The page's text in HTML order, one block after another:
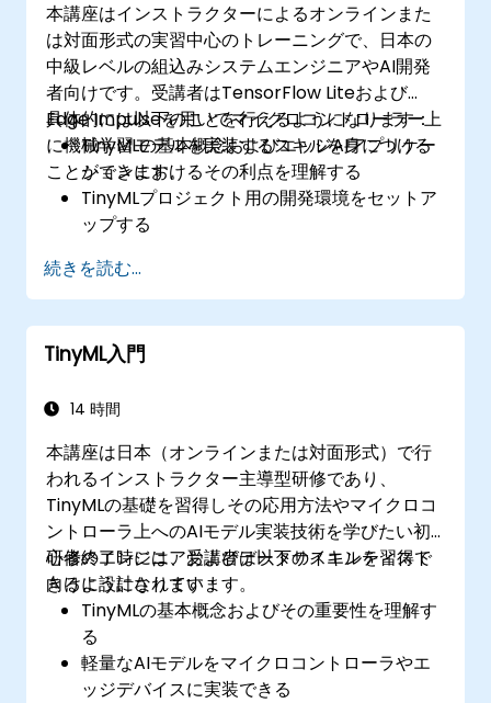
本講座はインストラクターによるオンラインまた
は対面形式の実習中心のトレーニングで、日本の
中級レベルの組込みシステムエンジニアやAI開発
者向けです。受講者はTensorFlow Liteおよび
Edge Impulseを用いてマイクロコントローラー上
に機械学習モデルを実装するスキルを身につける
ことができます。
具体的には以下のことを行えるようになります：
TinyMLの基本概念およびエッジAIアプリケー
ションにおけるその利点を理解する
TinyMLプロジェクト用の開発環境をセットア
ップする
AIモデルを学習・最適化・実装する
TensorFlow LiteおよびEdge Impulseを用い
て現実世界のTinyMLアプリケーションを開発
する
最適化する
続きを読む...
TinyML入門
14 時間
本講座は日本（オンラインまたは対面形式）で行
われるインストラクター主導型研修であり、
TinyMLの基礎を習得しその応用方法やマイクロコ
ントローラ上へのAIモデル実装技術を学びたい初
心者のエンジニアおよびデータサイエンティスト
向けに設計されています。
研修終了時には、受講者は以下のスキルを習得で
きるようになります：
TinyMLの基本概念およびその重要性を理解す
る
軽量なAIモデルをマイクロコントローラやエ
ッジデバイスに実装できる